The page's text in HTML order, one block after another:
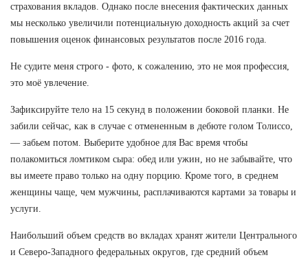
страхования вкладов. Однако после внесения фактических данных
мы несколько увеличили потенциальную доходность акций за счет
повышения оценок финансовых результатов после 2016 года.
Не судите меня строго - фото, к сожалению, это не моя профессия,
это моё увлечение.
Зафиксируйте тело на 15 секунд в положении боковой планки. Не
забили сейчас, как в случае с отмененным в дебюте голом Толиссо,
— забьем потом. Выберите удобное для Вас время чтобы
полакомиться ломтиком сыра: обед или ужин, но не забывайте, что
вы имеете право только на одну порцию. Кроме того, в среднем
женщины чаще, чем мужчины, расплачиваются картами за товары и
услуги.
Наибольший объем средств во вкладах хранят жители Центрального
и Северо-Западного федеральных округов, где средний объем